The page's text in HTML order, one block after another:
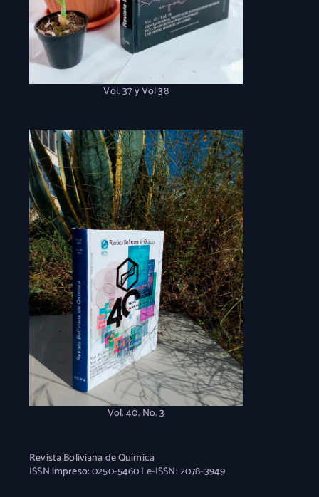
Vol. 37 y Vol 38
Vol. 40. No. 3
Revista Boliviana de Química
ISSN impreso: 0250-5460 | e-ISSN: 2078-3949